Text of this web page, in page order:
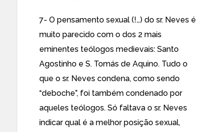
7- O pensamento sexual (!…) do sr. Neves é
muito parecido com o dos 2 mais
eminentes teólogos medievais: Santo
Agostinho e S. Tomás de Aquino. Tudo o
que o sr. Neves condena, como sendo
“deboche”, foi também condenado por
aqueles teólogos. Só faltava o sr. Neves
indicar qual é a melhor posição sexual,